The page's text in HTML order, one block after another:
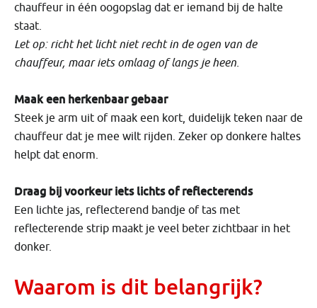
chauffeur in één oogopslag dat er iemand bij de halte
staat.
Let op: richt het licht niet recht in de ogen van de
chauffeur, maar iets omlaag of langs je heen.
Maak een herkenbaar gebaar
Steek je arm uit of maak een kort, duidelijk teken naar de
chauffeur dat je mee wilt rijden. Zeker op donkere haltes
helpt dat enorm.
Draag bij voorkeur iets lichts of reflecterends
Een lichte jas, reflecterend bandje of tas met
reflecterende strip maakt je veel beter zichtbaar in het
donker.
Waarom is dit belangrijk?